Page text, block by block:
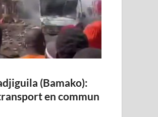
(Bamako):
en commun